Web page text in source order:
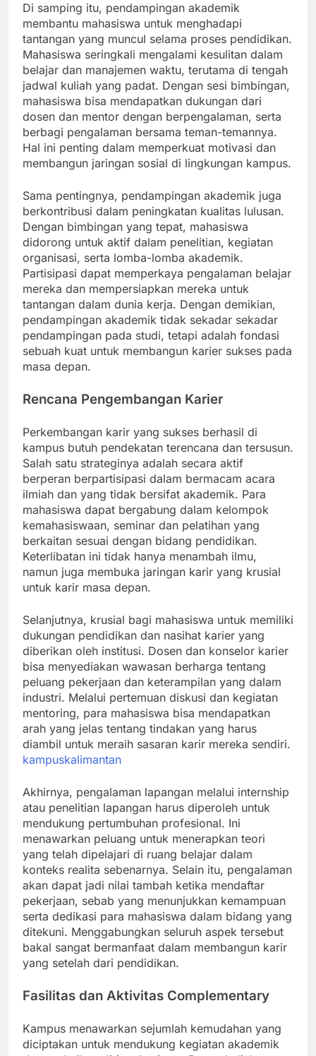
Di samping itu, pendampingan akademik
membantu mahasiswa untuk menghadapi
tantangan yang muncul selama proses pendidikan.
Mahasiswa seringkali mengalami kesulitan dalam
belajar dan manajemen waktu, terutama di tengah
jadwal kuliah yang padat. Dengan sesi bimbingan,
mahasiswa bisa mendapatkan dukungan dari
dosen dan mentor dengan berpengalaman, serta
berbagi pengalaman bersama teman-temannya.
Hal ini penting dalam memperkuat motivasi dan
membangun jaringan sosial di lingkungan kampus.
Sama pentingnya, pendampingan akademik juga
berkontribusi dalam peningkatan kualitas lulusan.
Dengan bimbingan yang tepat, mahasiswa
didorong untuk aktif dalam penelitian, kegiatan
organisasi, serta lomba-lomba akademik.
Partisipasi dapat memperkaya pengalaman belajar
mereka dan mempersiapkan mereka untuk
tantangan dalam dunia kerja. Dengan demikian,
pendampingan akademik tidak sekadar sekadar
pendampingan pada studi, tetapi adalah fondasi
sebuah kuat untuk membangun karier sukses pada
masa depan.
Rencana Pengembangan Karier
Perkembangan karir yang sukses berhasil di
kampus butuh pendekatan terencana dan tersusun.
Salah satu strateginya adalah secara aktif
berperan berpartisipasi dalam bermacam acara
ilmiah dan yang tidak bersifat akademik. Para
mahasiswa dapat bergabung dalam kelompok
kemahasiswaan, seminar dan pelatihan yang
berkaitan sesuai dengan bidang pendidikan.
Keterlibatan ini tidak hanya menambah ilmu,
namun juga membuka jaringan karir yang krusial
untuk karir masa depan.
Selanjutnya, krusial bagi mahasiswa untuk memiliki
dukungan pendidikan dan nasihat karier yang
diberikan oleh institusi. Dosen dan konselor karier
bisa menyediakan wawasan berharga tentang
peluang pekerjaan dan keterampilan yang dalam
industri. Melalui pertemuan diskusi dan kegiatan
mentoring, para mahasiswa bisa mendapatkan
arah yang jelas tentang tindakan yang harus
diambil untuk meraih sasaran karir mereka sendiri.
kampuskalimantan
Akhirnya, pengalaman lapangan melalui internship
atau penelitian lapangan harus diperoleh untuk
mendukung pertumbuhan profesional. Ini
menawarkan peluang untuk menerapkan teori
yang telah dipelajari di ruang belajar dalam
konteks realita sebenarnya. Selain itu, pengalaman
akan dapat jadi nilai tambah ketika mendaftar
pekerjaan, sebab yang menunjukkan kemampuan
serta dedikasi para mahasiswa dalam bidang yang
ditekuni. Menggabungkan seluruh aspek tersebut
bakal sangat bermanfaat dalam membangun karir
yang setelah dari pendidikan.
Fasilitas dan Aktivitas Complementary
Kampus menawarkan sejumlah kemudahan yang
diciptakan untuk mendukung kegiatan akademik